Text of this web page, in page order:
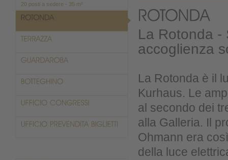
20 posti a sedere - 35 m²
La Rotonda -
accoglienza
La Rotonda è il
Kurhaus. Le
al secondo dei
alla Galleria. Il
Ohmann era
della luce